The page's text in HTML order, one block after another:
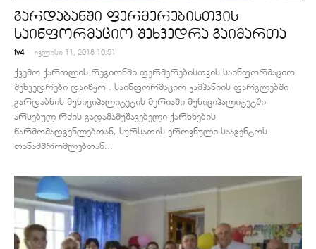
გარდაბანში ფერმერებისთვის
საინფორმაციო შეხვედრა გაიმართა
tv4 - ივლისი 11, 2018 10:51
ქვემო ქართლის რეგიონში ფერმერებისთვის საინფორმაციო
შეხვედრები დაიწყო . საინფორმაციო კამპანიის ფარგლებში
გარდაბნის მუნიციპალიტეტის მერიაში მუნიციპალიტეტში
არსებულ რძის გადამამუშავებელი ქარხნების
წარმომადგენლებთან, სურსათის ეროვნული სააგენტოს
თანამშრომლებთან...